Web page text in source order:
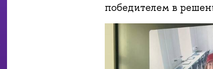
победителем в